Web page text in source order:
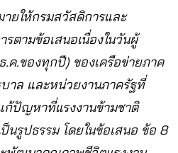
ยให้กรมสวัสดิการและ
รตามข้อเสนอเนื่องในวันผู้
.ของทุกปี) ของเครือข่ายภาค
าล และหน่วยงานภาครัฐที่
ก้ปัญหาที่แรงงานข้ามชาติ
นรูปธรรม โดยในข้อเสนอ ข้อ 8